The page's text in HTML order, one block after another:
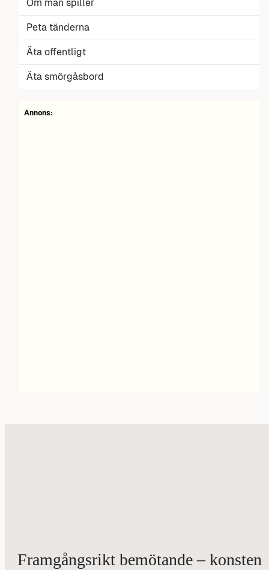
Om man spiller
Peta tänderna
Äta offentligt
Äta smörgåsbord
Annons:
Framgångsrikt bemötande – konsten